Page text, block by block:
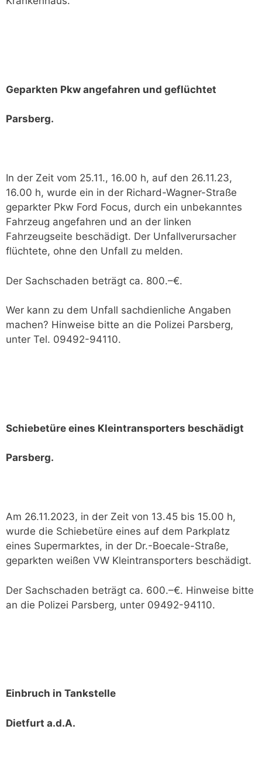
Geparkten Pkw angefahren und geflüchtet
Parsberg.
In der Zeit vom 25.11., 16.00 h, auf den 26.11.23,
16.00 h, wurde ein in der Richard-Wagner-Straße
geparkter Pkw Ford Focus, durch ein unbekanntes
Fahrzeug angefahren und an der linken
Fahrzeugseite beschädigt. Der Unfallverursacher
flüchtete, ohne den Unfall zu melden.
Der Sachschaden beträgt ca. 800.–€.
Wer kann zu dem Unfall sachdienliche Angaben
machen? Hinweise bitte an die Polizei Parsberg,
unter Tel. 09492-94110.
Schiebetüre eines Kleintransporters beschädigt
Parsberg.
Am 26.11.2023, in der Zeit von 13.45 bis 15.00 h,
wurde die Schiebetüre eines auf dem Parkplatz
eines Supermarktes, in der Dr.-Boecale-Straße,
geparkten weißen VW Kleintransporters beschädigt.
Der Sachschaden beträgt ca. 600.–€. Hinweise bitte
an die Polizei Parsberg, unter 09492-94110.
Einbruch in Tankstelle
Dietfurt a.d.A.